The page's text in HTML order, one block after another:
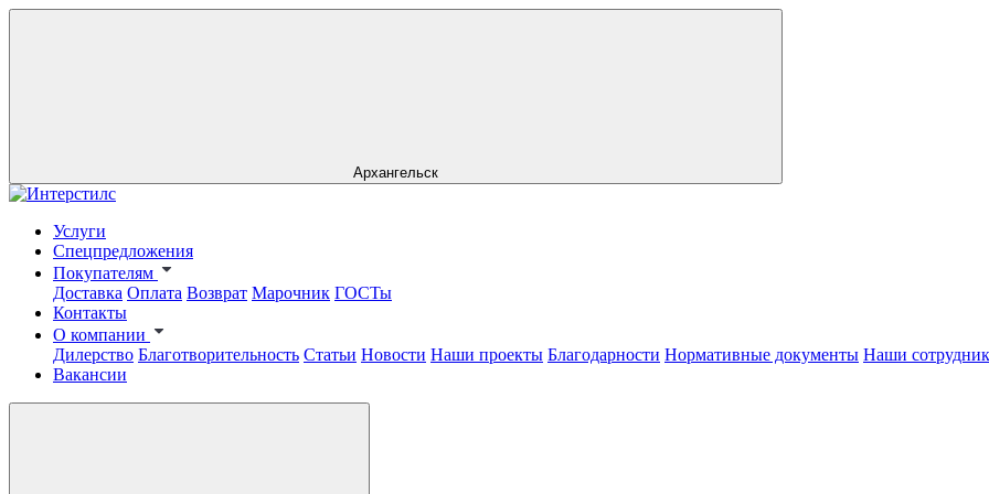
Архангельск
Услуги
Спецпредложения
Покупателям
Доставка Оплата Возврат Марочник ГОСТы
Контакты
О компании
Дилерство Благотворительность Статьи Новости Наши проекты Благодарности Нормативные документы Наши
Вакансии